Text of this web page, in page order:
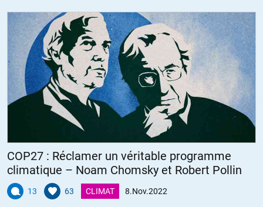
COP27 : Réclamer un véritable programme
climatique – Noam Chomsky et Robert Pollin
13 63 CLIMAT 8.Nov.2022